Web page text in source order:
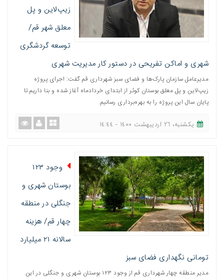
زیپ‌لاین و پل
معلق شهر قم/
توسعه گردشگری
شهری و اماکن تفریحی در دستور کار مدیریت شهری
مدیرعامل سازمان پارک‌ها و فضای سبز شهرداری قم گفت: اجرای پروژه
زیپ‌لاین و پل معلق بوستان کوثر از ابتدای خردادماه آغاز شده و بنا داریم تا
پایان سال این پروژه را به بهره‌برداری رسانیم.
یکشنبه، ٢٦ اردیبهشت ١٤٠٠ - ١٤:٤٤
وجود ۱۲۳
بوستان شهری و
جنگلی در منطقه
چهار قم/ هزینه
سالانه ۲۱ میلیارد
تومانی نگهداری فضای سبز
مدیر منطقه چهار شهرداری قم از وجود ۱۲۳ بوستان شهری و جنگلی در این